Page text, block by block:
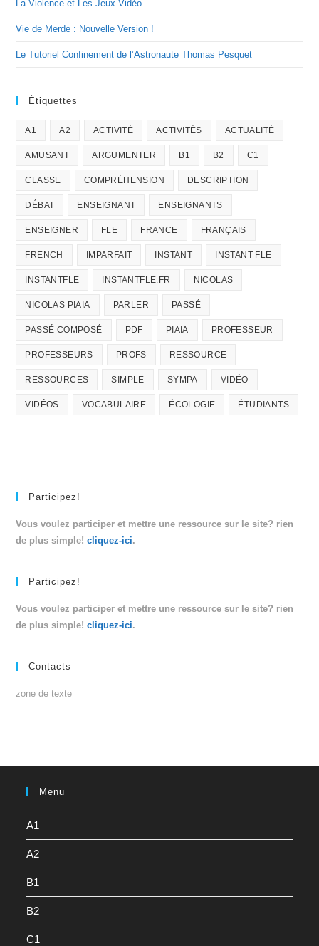
La Violence et Les Jeux Vidéo
Vie de Merde : Nouvelle Version !
Le Tutoriel Confinement de l’Astronaute Thomas Pesquet
Étiquettes
A1 A2 ACTIVITÉ ACTIVITÉS ACTUALITÉ
AMUSANT ARGUMENTER B1 B2 C1
CLASSE COMPRÉHENSION DESCRIPTION
DÉBAT ENSEIGNANT ENSEIGNANTS
ENSEIGNER FLE FRANCE FRANÇAIS
FRENCH IMPARFAIT INSTANT INSTANT FLE
INSTANTFLE INSTANTFLE.FR NICOLAS
NICOLAS PIAIA PARLER PASSÉ
PASSÉ COMPOSÉ PDF PIAIA PROFESSEUR
PROFESSEURS PROFS RESSOURCE
RESSOURCES SIMPLE SYMPA VIDÉO
VIDÉOS VOCABULAIRE ÉCOLOGIE ÉTUDIANTS
Participez!
Vous voulez participer et mettre une ressource sur le site? rien
de plus simple!cliquez-ici.
Participez!
Vous voulez participer et mettre une ressource sur le site? rien
de plus simple!cliquez-ici.
Contacts
zone de texte
Menu
A1
A2
B1
B2
C1